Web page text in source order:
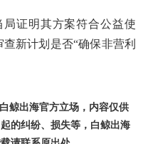
局证明其方案符合公益使
新计划是否“确保非营利
鲸出海官方立场，内容仅供
的纠纷、损失等，白鲸出海